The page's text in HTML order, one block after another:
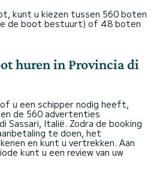
kunt u kiezen tussen 560 boten
de boot bestuurt) of 48 boten
huren in Provincia di
of u een schipper nodig heeft,
de 560 advertenties
Sassari, Italië. Zodra de booking
te doen, het
en kunt u vertrekken. Aan
kunt u een review van uw